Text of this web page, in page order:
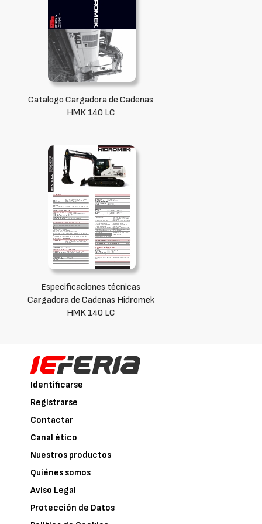
Catalogo Cargadora de Cadenas
HMK 140 LC
Especificaciones técnicas
Cargadora de Cadenas Hidromek
HMK 140 LC
Identificarse
Registrarse
Contactar
Canal ético
Nuestros productos
Quiénes somos
Aviso Legal
Protección de Datos